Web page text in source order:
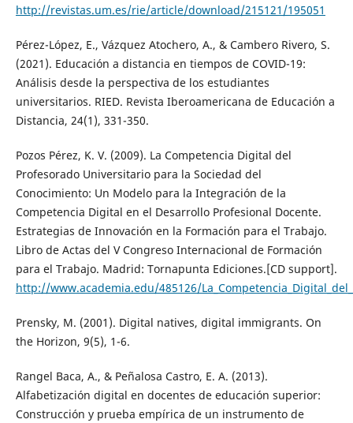
http://revistas.um.es/rie/article/download/215121/195051
Pérez-López, E., Vázquez Atochero, A., & Cambero Rivero, S.
(2021). Educación a distancia en tiempos de COVID-19:
Análisis desde la perspectiva de los estudiantes
universitarios. RIED. Revista Iberoamericana de Educación a
Distancia, 24(1), 331-350.
Pozos Pérez, K. V. (2009). La Competencia Digital del
Profesorado Universitario para la Sociedad del
Conocimiento: Un Modelo para la Integración de la
Competencia Digital en el Desarrollo Profesional Docente.
Estrategias de Innovación en la Formación para el Trabajo.
Libro de Actas del V Congreso Internacional de Formación
para el Trabajo. Madrid: Tornapunta Ediciones.[CD support].
http://www.academia.edu/485126/
Prensky, M. (2001). Digital natives, digital immigrants. On
the Horizon, 9(5), 1-6.
Rangel Baca, A., & Peñalosa Castro, E. A. (2013).
Alfabetización digital en docentes de educación superior:
Construcción y prueba empírica de un instrumento de